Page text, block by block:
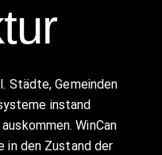
Städte, Gemeinden
instand
WinCan
in den Zustand der